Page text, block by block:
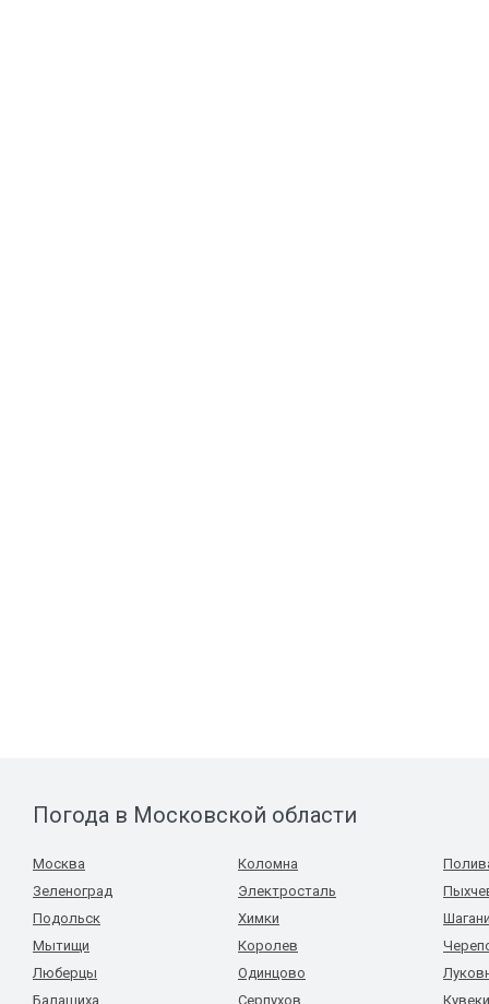
Погода в Московской области
Москва
Зеленоград
Подольск
Мытищи
Люберцы
Балашиха
Коломна
Электросталь
Химки
Королев
Одинцово
Серпухов